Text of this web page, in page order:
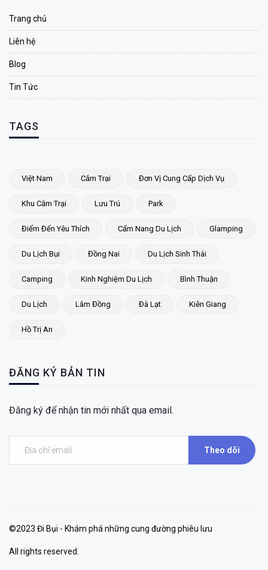
Trang chủ
Liên hệ
Blog
Tin Tức
TAGS
Việt Nam Cắm Trại Đơn Vị Cung Cấp Dịch Vụ
Khu Cắm Trại Lưu Trú Park
Điểm Đến Yêu Thích Cẩm Nang Du Lịch Glamping
Du Lịch Bụi Đồng Nai Du Lịch Sinh Thái
Camping Kinh Nghiệm Du Lịch Bình Thuận
Du Lịch Lâm Đồng Đà Lạt Kiên Giang
Hồ Trị An
ĐĂNG KÝ BẢN TIN
Đăng ký để nhận tin mới nhất qua email.
Theo dõi
©2023 Đi Bụi - Khám phá những cung đường phiêu lưu
All rights reserved.